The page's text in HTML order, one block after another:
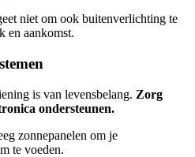
niet om ook buitenverlichting te
en aankomst.
is van levensbelang. Zorg
ondersteunen.
zonnepanelen om je
te voeden.